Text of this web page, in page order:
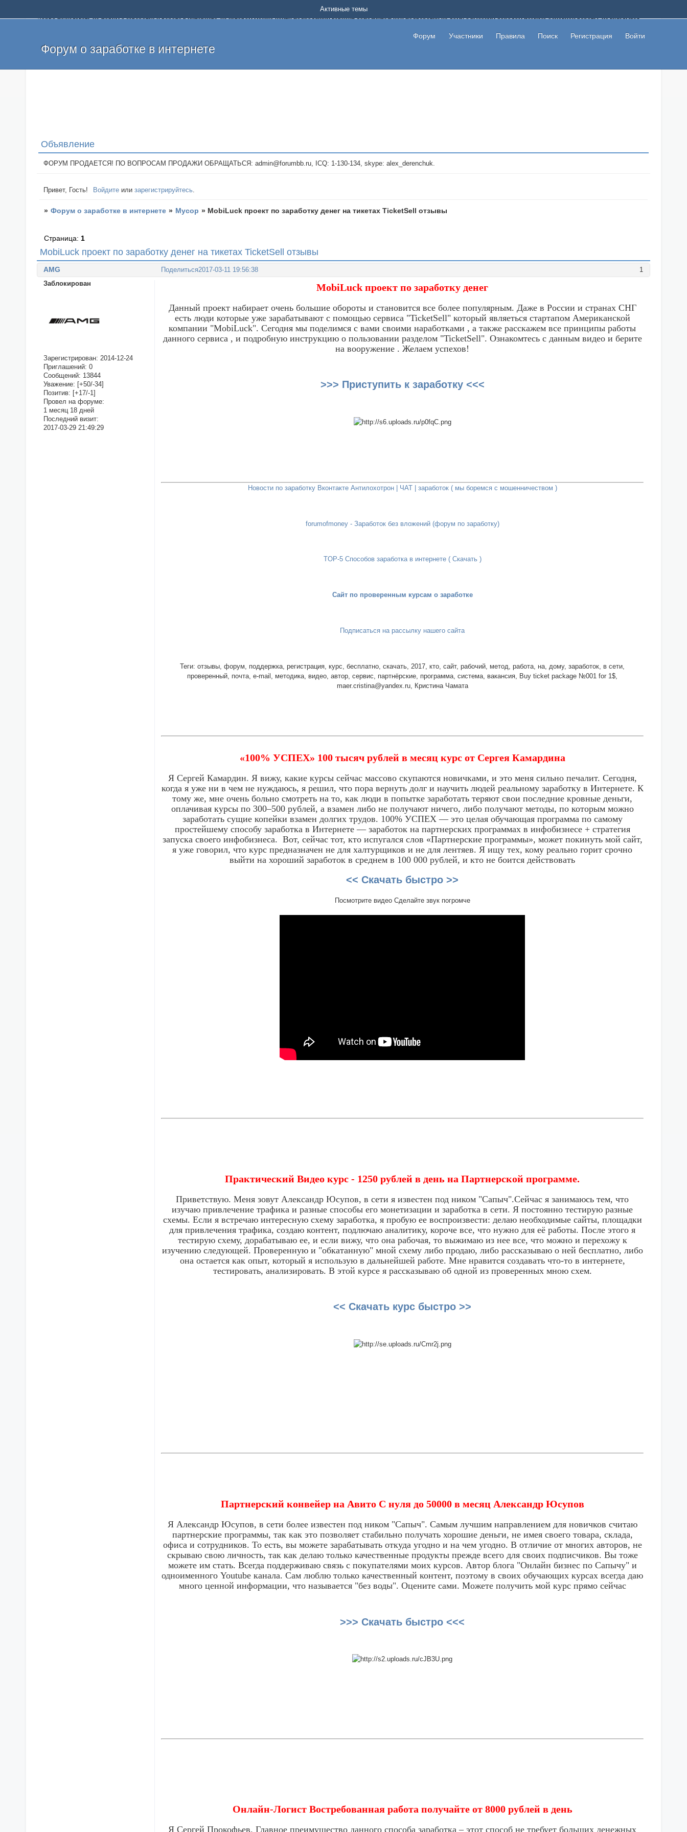
Добро пожаловать на форум о заработке и работе в интернете, на котором можно найти подходящий вариант дополнительной подработки на дому с высоким доходом помимо основной работы, не вкладывая
и оставлять свои отзывы. Если вы знаете, что определенный проект или сайт не платит, то указывайте в теме что это лохотрон, чтобы другие пользователи не попались на развод. Вы сможете начать зарабатывать
легкие деньги без вложений и регистрации уже сегодня. Создавайте новые темы, размещайте объявления со своими пригласительными ссылками и первая прибыль не заставит себя долго ждать.
Форум о заработке в интернете
Форум Участники Правила Поиск Регистрация Войти
Активные темы
Объявление
ФОРУМ ПРОДАЕТСЯ! ПО ВОПРОСАМ ПРОДАЖИ ОБРАЩАТЬСЯ: admin@forumbb.ru, ICQ: 1-130-134, skype: alex_derenchuk.
Привет, Гость! Войдите илизарегистрируйтесь.
» Форум о заработке в интернете » Мусор » MobiLuck проект по заработку денег на тикетах TicketSell отзывы
MobiLuck проект по заработку денег на тикетах TicketSell отзывы
Страница: 1
Поделиться 1
2017-03-11 19:56:38
AMG
Заблокирован
Зарегистрирован: 2014-12-24
Приглашений: 0
Сообщений: 13844
Уважение: [+50/-34]
Позитив: [+17/-1]
Провел на форуме:
1 месяц 18 дней
Последний визит:
2017-03-29 21:49:29
MobiLuck проект по заработку денег
Данный проект набирает очень большие обороты и становится все более популярным. Даже в России и странах СНГ
есть люди которые уже зарабатывают с помощью сервиса "TicketSell" который являеться стартапом Американской
компании "MobiLuck". Сегодня мы поделимся с вами своими наработками , а также расскажем все принципы работы
данного сервиса , и подробную инструкцию о пользовании разделом "TicketSell". Ознакомтесь с данным видео и берите
на вооружение . Желаем успехов!
>>> Приступить к заработку <<<
Новости по заработку Вконтакте Антилохотрон | ЧАТ | заработок ( мы боремся с мошенничеством )
forumofmoney - Заработок без вложений (форум по заработку)
TOP-5 Способов заработка в интернете ( Скачать )
Сайт по проверенным курсам о заработке
Подписаться на рассылку нашего сайта
Теги: отзывы, форум, поддержка, регистрация, курс, бесплатно, скачать, 2017, кто, сайт, рабочий, метод, работа, на, дому, заработок, в сети,
проверенный, почта, e-mail, методика, видео, автор, сервис, партнёрские, программа, система, вакансия, Buy ticket package №001 for 1$,
maer.cristina@yandex.ru, Кристина Чамата
«100% УСПЕХ» 100 тысяч рублей в месяц курс от Сергея Камардина
Я Сергей Камардин. Я вижу, какие курсы сейчас массово скупаются новичками, и это меня сильно печалит. Сегодня,
когда я уже ни в чем не нуждаюсь, я решил, что пора вернуть долг и научить людей реальному заработку в Интернете. К
тому же, мне очень больно смотреть на то, как люди в попытке заработать теряют свои последние кровные деньги,
оплачивая курсы по 300–500 рублей, а взамен либо не получают ничего, либо получают методы, по которым можно
заработать сущие копейки взамен долгих трудов. 100% УСПЕХ — это целая обучающая программа по самому
простейшему способу заработка в Интернете — заработок на партнерских программах в инфобизнесе + стратегия
запуска своего инфобизнеса. Вот, сейчас тот, кто испугался слов «Партнерские программы», может покинуть мой сайт,
я уже говорил, что курс предназначен не для халтурщиков и не для лентяев. Я ищу тех, кому реально горит срочно
выйти на хороший заработок в среднем в 100 000 рублей, и кто не боится действовать
<< Скачать быстро >>
Посмотрите видео Сделайте звук погромче
Практический Видео курс - 1250 рублей в день на Партнерской программе.
Приветствую. Меня зовут Александр Юсупов, в сети я известен под ником "Сапыч".Сейчас я занимаюсь тем, что
изучаю привлечение трафика и разные способы его монетизации и заработка в сети. Я постоянно тестирую разные
схемы. Если я встречаю интересную схему заработка, я пробую ее воспроизвести: делаю необходимые сайты, площадки
для привлечения трафика, создаю контент, подлючаю аналитику, короче все, что нужно для её работы. После этого я
тестирую схему, дорабатываю ее, и если вижу, что она рабочая, то выжимаю из нее все, что можно и перехожу к
изучению следующей. Проверенную и "обкатанную" мной схему либо продаю, либо рассказываю о ней бесплатно, либо
она остается как опыт, который я использую в дальнейшей работе. Мне нравится создавать что-то в интернете,
тестировать, анализировать. В этой курсе я рассказываю об одной из проверенных мною схем.
<< Скачать курс быстро >>
Партнерский конвейер на Авито С нуля до 50000 в месяц Александр Юсупов
Я Александр Юсупов, в сети более известен под ником "Сапыч". Самым лучшим направлением для новичков считаю
партнерские программы, так как это позволяет стабильно получать хорошие деньги, не имея своего товара, склада,
офиса и сотрудников. То есть, вы можете зарабатывать откуда угодно и на чем угодно. В отличие от многих авторов, не
скрываю свою личность, так как делаю только качественные продукты прежде всего для своих подписчиков. Вы тоже
можете им стать. Всегда поддерживаю связь с покупателями моих курсов. Автор блога "Онлайн бизнес по Сапычу" и
одноименного Youtube канала. Сам люблю только качественный контент, поэтому в своих обучающих курсах всегда даю
много ценной информации, что называется "без воды". Оцените сами. Можете получить мой курс прямо сейчас
>>> Скачать быстро <<<
Онлайн-Логист Востребованная работа получайте от 8000 рублей в день
Я Сергей Прокофьев. Главное преимущество данного способа заработка – этот способ не требует больших денежных